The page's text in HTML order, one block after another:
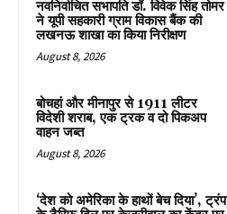
नवनिर्वाचित सभापति डॉ. विवेक सिंह तोमर
ने यूपी सहकारी ग्राम विकास बैंक की
लखनऊ शाखा का किया निरीक्षण
August 8, 2026
बोचहां और मीनापुर से 1911 लीटर
विदेशी शराब, एक ट्रक व दो पिकअप
वाहन जब्त
August 8, 2026
‘देश को अमेरिका के हाथों बेच दिया’, ट्रंप